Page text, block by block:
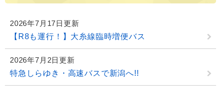
2026年7月17日更新
【R8も運行！】大糸線臨時増便バス
2026年7月2日更新
特急しらゆき・高速バスで新潟へ!!